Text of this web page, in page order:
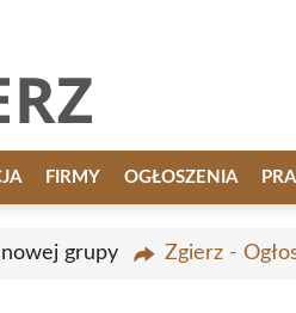
FIRMY OGŁOSZENIA
nowej grupy Zgierz -